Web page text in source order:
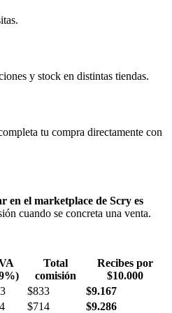
y stock en distintas tiendas.
tu compra directamente con
en el marketplace de Scry es
cuando se concreta una venta.
Total
comisión
Recibes por
$10.000
$833
$9.167
$714
$9.286